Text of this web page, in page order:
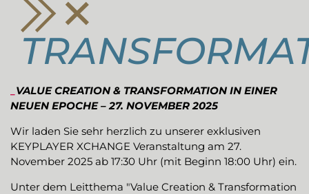
VALUE CREATION & TRANSFORMATION IN EINER
NEUEN EPOCHE – 27. NOVEMBER 2025
Wir laden Sie sehr herzlich zu unserer exklusiven
KEYPLAYER XCHANGE Veranstaltung am 27.
November 2025 ab 17:30 Uhr (mit Beginn 18:00 Uhr) ein.
Unter dem Leitthema "Value Creation & Transformation